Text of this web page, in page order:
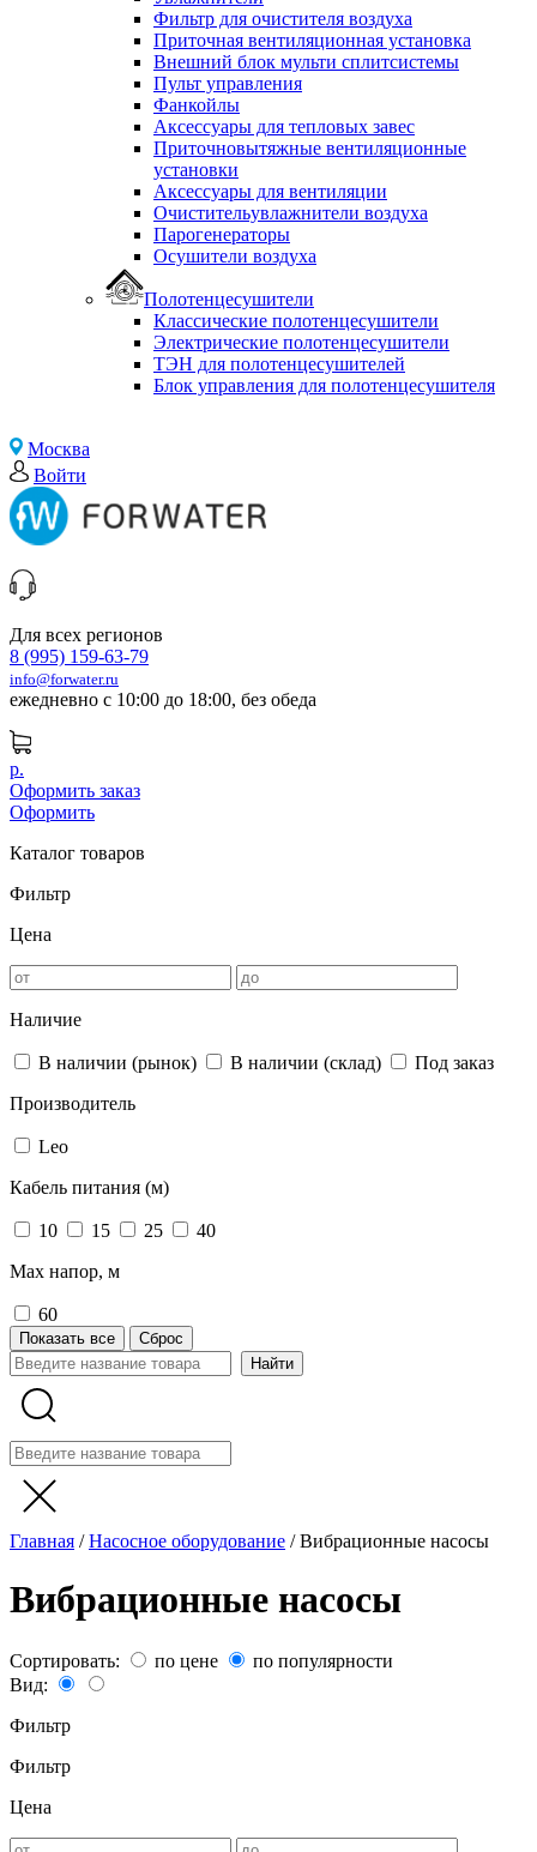
Фильтр для очистителя воздуха
Приточная вентиляционная установка
Внешний блок мульти сплитсистемы
Пульт управления
Фанкойлы
Аксессуары для тепловых завес
Приточновытяжные вентиляционные
установки
Аксессуары для вентиляции
Очистительувлажнители воздуха
Парогенераторы
Осушители воздуха
Полотенцесушители
Классические полотенцесушители
Электрические полотенцесушители
ТЭН для полотенцесушителей
Блок управления для полотенцесушителя
Москва
Войти
Для всех регионов
8 (995) 159-63-79
info@forwater.ru
ежедневно с 10:00 до 18:00, без обеда
р.
Оформить заказ
Оформить
Каталог товаров
Фильтр
Цена
Наличие
В наличии (рынок) В наличии (склад)
Под заказ
Производитель
Leo
Кабель питания (м)
10 15 25
40
Max напор, м
60
Показать все Сброс
Главная /Насосное оборудование /Вибрационные насосы
Вибрационные насосы
Сортировать: по цене
по популярности
Вид:
Фильтр
Фильтр
Цена